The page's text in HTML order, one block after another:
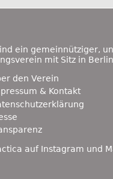
ein gemeinnütziger,
mit Sitz in
den Verein
& Kontakt
auf Instagram und